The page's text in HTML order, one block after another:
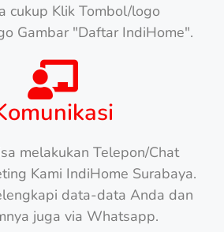
cukup Klik Tombol/logo
Gambar "Daftar IndiHome".
melakukan Telepon/Chat
Kami IndiHome Surabaya.
data-data Anda dan
juga via Whatsapp.